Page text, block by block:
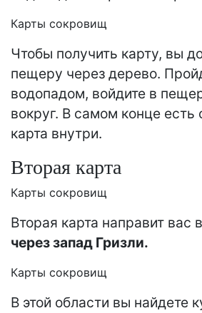
Карты сокровищ
Чтобы получить карту, вы
пещеру через дерево.
водопадом, войдите в
вокруг. В самом конце есть
карта внутри.
Вторая карта
Карты сокровищ
Вторая карта направит вас в
через запад Гризли.
Карты сокровищ
В этой области вы найдете